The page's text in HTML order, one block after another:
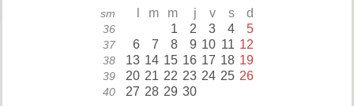
sm m m j v s d
36 1 2 3 4 5
37 6 7 8 9 10 11 12
38 13 14 15 16 17 18 19
39 20 21 22 23 24 25 26
40 27 28 29 30